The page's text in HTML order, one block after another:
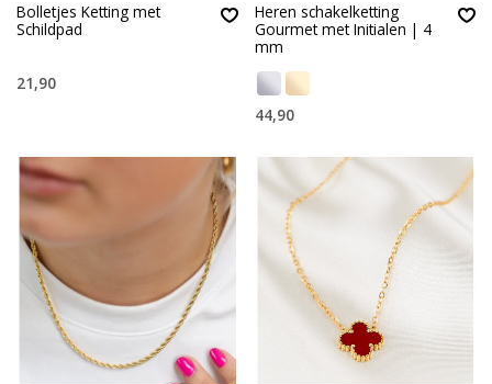
Bolletjes Ketting met
Schildpad
21,90
Heren schakelketting
Gourmet met Initialen | 4
mm
44,90